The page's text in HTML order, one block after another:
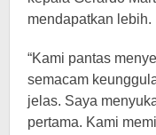
mendapatkan lebih.
“Kami pantas
semacam
jelas. Saya
pertama. Kami